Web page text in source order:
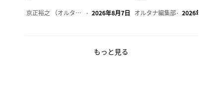
京正裕之 （オルタナ副編集長） 2026年8月7日 オルタナ編集部 2026年8月7日
もっと見る